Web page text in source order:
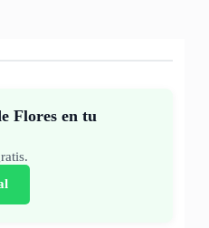
Flores en tu